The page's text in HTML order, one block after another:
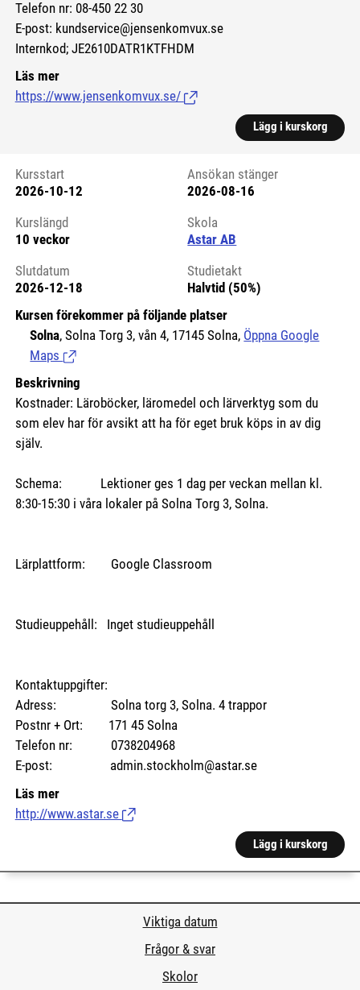
Telefon nr: 08-450 22 30
E-post: kundservice@jensenkomvux.se
Internkod; JE2610DATR1KTFHDM
Läs mer
https://www.jensenkomvux.se/ (Länk till extern sida.)
Lägg i kurskorg
Kursstart 6224867
Kursstart
2026-10-12
Ansökan stänger
2026-08-16
Kurslängd
10 veckor
Skola
Astar AB
Slutdatum
2026-12-18
Studietakt
Halvtid (50%)
Kursen förekommer på följande platser
Solna, Solna Torg 3, vån 4, 17145 Solna, Öppna Google
Maps (Länk till extern sida.)
Beskrivning
Kostnader: Läroböcker, läromedel och lärverktyg som du
som elev har för avsikt att ha för eget bruk köps in av dig
själv.
Schema: Lektioner ges 1 dag per veckan mellan kl.
8:30-15:30 i våra lokaler på Solna Torg 3, Solna.
Lärplattform: Google Classroom
Studieuppehåll: Inget studieuppehåll
Kontaktuppgifter:
Adress: Solna torg 3, Solna. 4 trappor
Postnr + Ort: 171 45 Solna
Telefon nr: 0738204968
E-post: admin.stockholm@astar.se
Läs mer
http://www.astar.se (Länk till extern sida.)
Lägg i kurskorg
Viktiga datum
Frågor & svar
Skolor